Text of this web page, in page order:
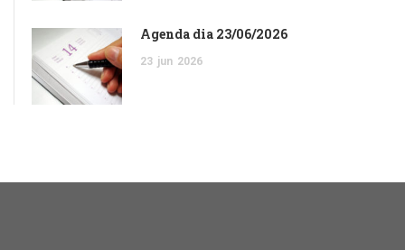
Agenda dia 23/06/2026
23 jun 2026